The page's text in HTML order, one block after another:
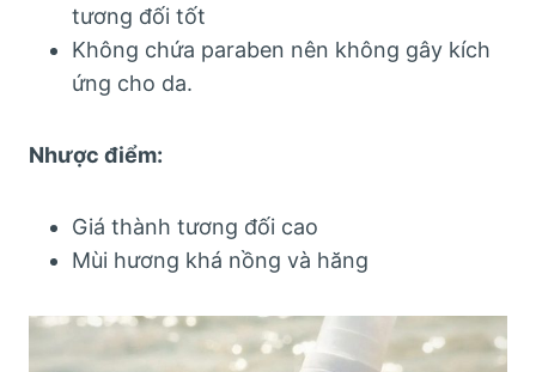
tương đối tốt
Không chứa paraben nên không gây kích
ứng cho da.
Nhược điểm:
Giá thành tương đối cao
Mùi hương khá nồng và hăng